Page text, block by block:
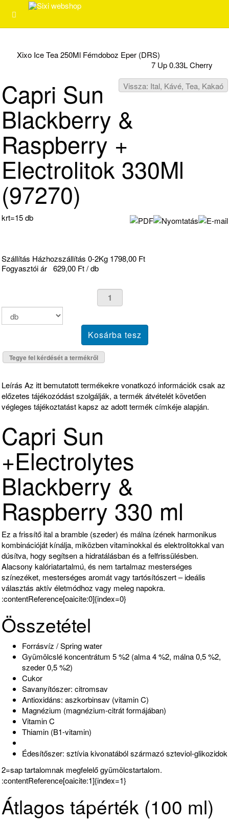
Xixo Ice Tea 250Ml Fémdoboz Eper (DRS)
7 Up 0.33L Cherry
Vissza: Ital, Kávé, Tea, Kakaó
Capri Sun
Blackberry &
Raspberry +
Electrolitok 330Ml
(97270)
krt=15 db
Szállítás Házhozszállítás 0-2Kg 1798,00 Ft
Fogyasztói ár 629,00 Ft / db
Tegye fel kérdését a termékről
Leírás Az itt bemutatott termékekre vonatkozó információk csak az
előzetes tájékozódást szolgálják, a termék átvételét követően
végleges tájékoztatást kapsz az adott termék címkéje alapján.
Capri Sun
+Electrolytes
Blackberry &
Raspberry 330 ml
Ez a frissítő ital a bramble (szeder) és málna ízének harmonikus
kombinációját kínálja, miközben vitaminokkal és elektrolitokkal van
dúsítva, hogy segítsen a hidratálásban és a felfrissülésben.
Alacsony kalóriatartalmú, és nem tartalmaz mesterséges
színezéket, mesterséges aromát vagy tartósítószert – ideális
választás aktív életmódhoz vagy meleg napokra.
:contentReference[oaicite:0]{index=0}
Összetétel
Forrásvíz / Spring water
Gyümölcslé koncentrátum 5 %2 (alma 4 %2, málna 0,5 %2,
szeder 0,5 %2)
Cukor
Savanyítószer: citromsav
Antioxidáns: aszkorbinsav (vitamin C)
Magnézium (magnézium-citrát formájában)
Vitamin C
Thiamin (B1-vitamin)
Édesítőszer: sztívia kivonatából származó szteviol-glikozidok
2=sap tartalomnak megfelelő gyümölcstartalom.
:contentReference[oaicite:1]{index=1}
Átlagos tápérték (100 ml)